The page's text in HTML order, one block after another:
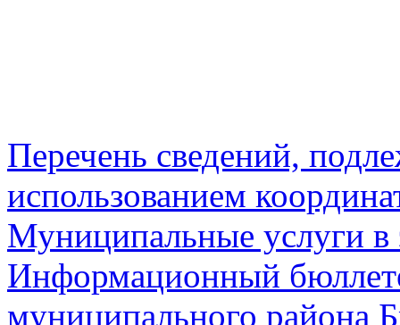
Перечень сведений,
использованием
Муниципальные услуги в
Информационный
муниципального района